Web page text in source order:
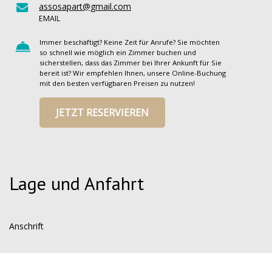
assosapart@gmail.com
EMAIL
Immer beschäftigt? Keine Zeit für Anrufe? Sie möchten
so schnell wie möglich ein Zimmer buchen und
sicherstellen, dass das Zimmer bei Ihrer Ankunft für Sie
bereit ist? Wir empfehlen Ihnen, unsere Online-Buchung
mit den besten verfügbaren Preisen zu nutzen!
JETZT RESERVIEREN
Lage und Anfahrt
Anschrift